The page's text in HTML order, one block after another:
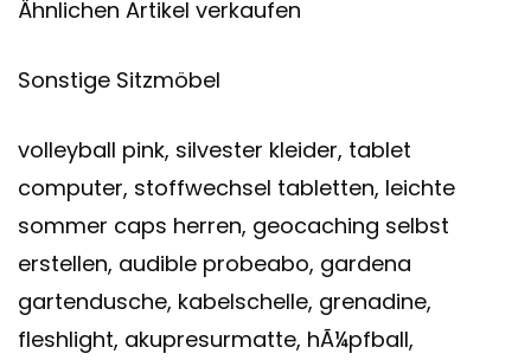
Ähnlichen Artikel verkaufen
Sonstige Sitzmöbel
volleyball pink, silvester kleider, tablet
computer, stoffwechsel tabletten, leichte
sommer caps herren, geocaching selbst
erstellen, audible probeabo, gardena
gartendusche, kabelschelle, grenadine,
fleshlight, akupresurmatte, hÃ¼pfball,